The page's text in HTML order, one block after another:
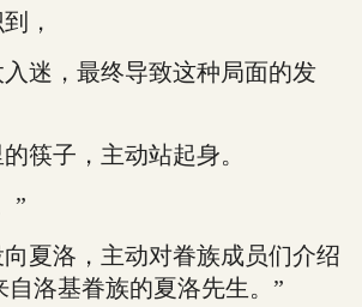
，
，最终导致这种局面的发
子，主动站起身。
”
洛，主动对眷族成员们介绍
自洛基眷族的夏洛先生。”